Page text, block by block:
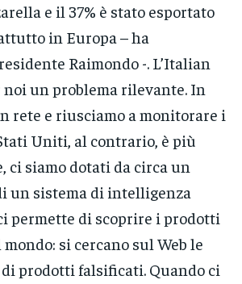
e il 37% è stato esportato
in Europa – ha
Raimondo -. L’Italian
un problema rilevante. In
rete e riusciamo a monitorare i
Uniti, al contrario, è più
ci siamo dotati da circa un
un sistema di intelligenza
permette di scoprire i prodotti
si cercano sul Web le
prodotti falsificati. Quando ci